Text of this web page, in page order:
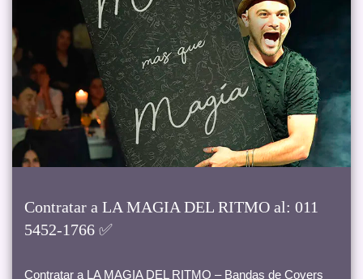
Contratar a LA MAGIA DEL RITMO al: 011
5452-1766 ✅
Contratar a LA MAGIA DEL RITMO – Bandas de Covers